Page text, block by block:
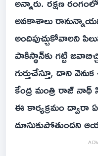
అవకాశాలు
అందిపుచ్చుకోవాలని
పాకిస్థాన్‌కు గట్టి
గుర్తుచేస్తూ, దాని
కేంద్ర మంత్రి రాజ్ నాథ్
ఈ కార్యక్రమం ద్వారా
దూసుకుపోతుందని